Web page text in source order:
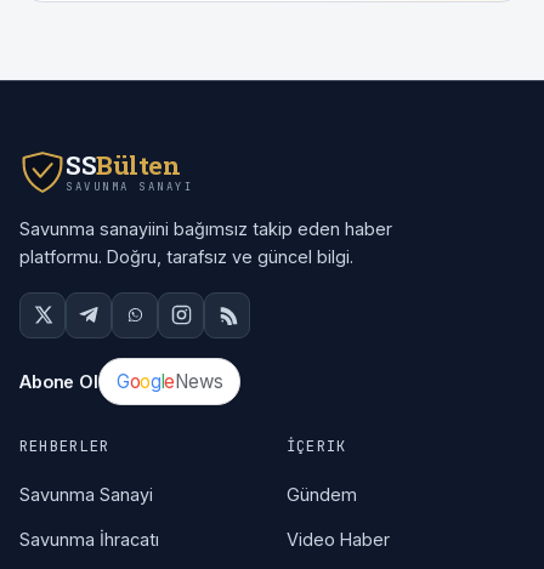
SSBülten
SAVUNMA SANAYI
Savunma sanayiini bağımsız takip eden haber
platformu. Doğru, tarafsız ve güncel bilgi.
Abone Ol GoogleNews
REHBERLER
Savunma Sanayi
Savunma İhracatı
İÇERIK
Gündem
Video Haber